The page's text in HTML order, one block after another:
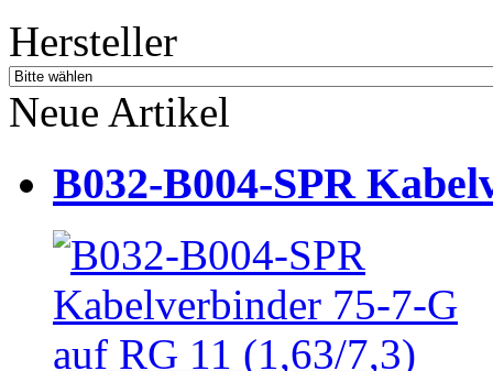
Hersteller
Neue Artikel
B032-B004-SPR